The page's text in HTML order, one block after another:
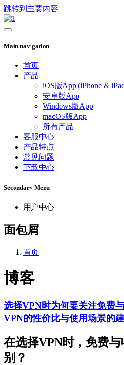
跳转到主要内容
Main navigation
首页
产品
iOS版App (iPhone &
安卓版App
Windows版App
macOS版App
所有产品
客服中心
产品特点
常见问题
下载中心
Secondary Menu
用户中心
面包屑
首页
博客
选择VPN时为何要关注免费
VPN的性价比与使用场景的
在选择VPN时，免费
别？